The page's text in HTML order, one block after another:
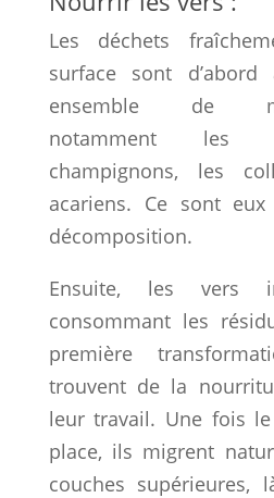
Les déchets
surface sont
ensemble de
notamment les
champignons, les
acariens. Ce sont
décomposition.
Ensuite, les vers
consommant les
première
trouvent de la
leur travail. Une fois
place, ils migrent
couches supérieures,